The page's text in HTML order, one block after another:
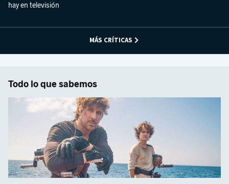
hay en televisión
MÁS CRÍTICAS
Todo lo que sabemos